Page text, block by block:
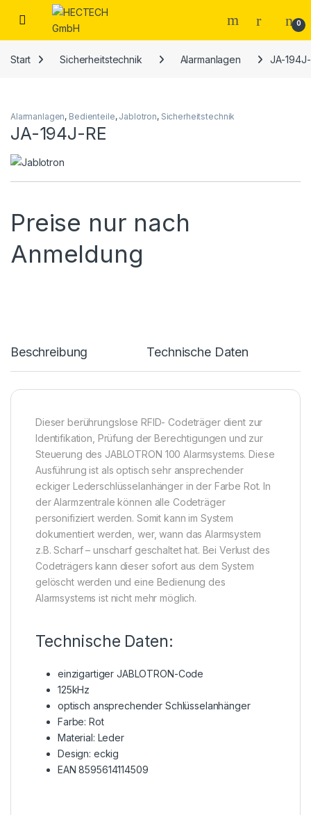
Open 0
Start Sicherheitstechnik Alarmanlagen JA-194J-
Alarmanlagen, Bedienteile, Jablotron, Sicherheitstechnik
JA-194J-RE
Preise nur nach
Anmeldung
Beschreibung Technische Daten
Dieser berührungslose RFID- Codeträger dient zur
Identifikation, Prüfung der Berechtigungen und zur
Steuerung des JABLOTRON 100 Alarmsystems. Diese
Ausführung ist als optisch sehr ansprechender
eckiger Lederschlüsselanhänger in der Farbe Rot. In
der Alarmzentrale können alle Codeträger
personifiziert werden. Somit kann im System
dokumentiert werden, wer, wann das Alarmsystem
z.B. Scharf – unscharf geschaltet hat. Bei Verlust des
Codeträgers kann dieser sofort aus dem System
gelöscht werden und eine Bedienung des
Alarmsystems ist nicht mehr möglich.
Technische Daten:
einzigartiger JABLOTRON-Code
125kHz
optisch ansprechender Schlüsselanhänger
Farbe: Rot
Material: Leder
Design: eckig
EAN 8595614114509